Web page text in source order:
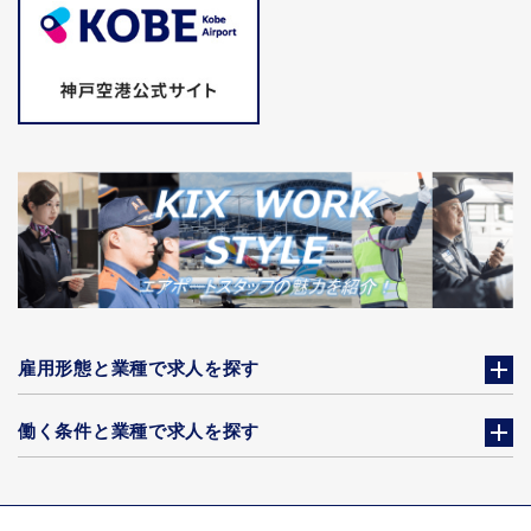
雇用形態と業種で求人を探す
働く条件と業種で求人を探す